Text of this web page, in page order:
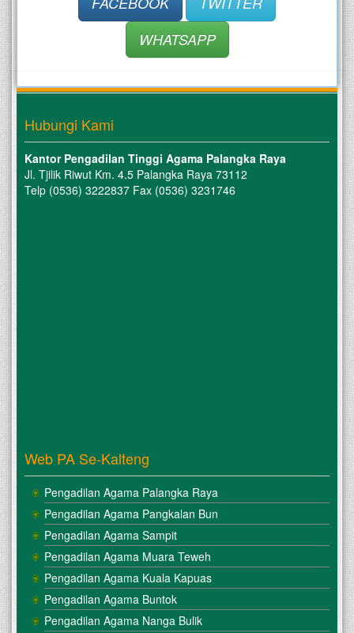
WHATSAPP
Hubungi Kami
Kantor Pengadilan Tinggi Agama Palangka Raya
Jl. Tjilik Riwut Km. 4.5 Palangka Raya 73112
Telp (0536) 3222837 Fax (0536) 3231746
Web PA Se-Kalteng
Pengadilan Agama Palangka Raya
Pengadilan Agama Pangkalan Bun
Pengadilan Agama Sampit
Pengadilan Agama Muara Teweh
Pengadilan Agama Kuala Kapuas
Pengadilan Agama Buntok
Pengadilan Agama Nanga Bulik